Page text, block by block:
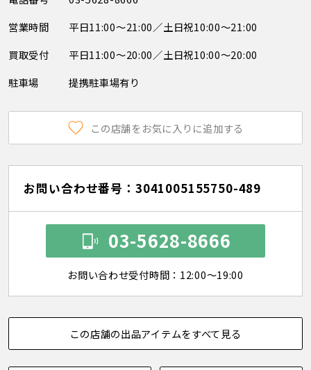
営業時間
平日11:00～21:00／土日祝10:00～21:00
買取受付
平日11:00～20:00／土日祝10:00～20:00
駐車場
提携駐車場有り
この店舗をお気に入りに追加する
お問い合わせ番号：3041005155750-489
03-5628-8666
お問い合わせ受付時間：12:00～19:00
この店舗の出品アイテムをすべて見る